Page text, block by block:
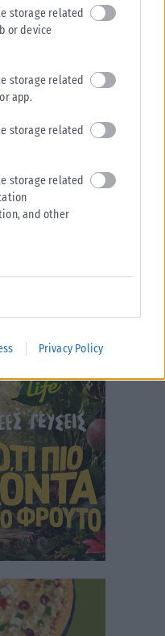
storage related
or device
storage related
app.
storage related
storage related
and other
Privacy Policy
για την ενίσχυση της
κεφαλαίου από